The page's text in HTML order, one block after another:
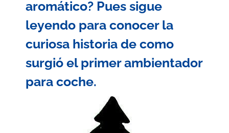
aromático? Pues sigue
leyendo para conocer la
curiosa historia de como
surgió el primer ambientador
para coche.